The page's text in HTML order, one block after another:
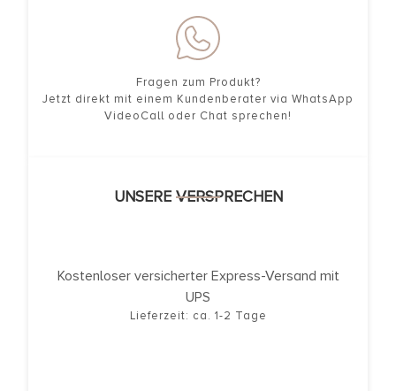
Fragen zum Produkt?
Jetzt direkt mit einem Kundenberater via WhatsApp
VideoCall oder Chat sprechen!
UNSERE VERSPRECHEN
Kostenloser versicherter Express-Versand mit
UPS
Lieferzeit: ca. 1-2 Tage